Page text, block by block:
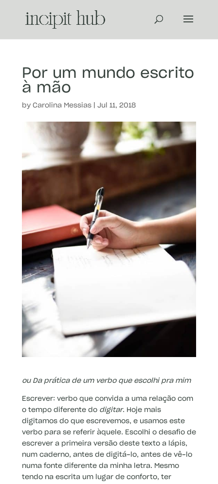
Por um mundo escrito
à mão
by Carolina Messias| Jul 11, 2018
ou Da prática de um verbo que escolhi pra mim
Escrever: verbo que convida a uma relação com
o tempo diferente do digitar. Hoje mais
digitamos do que escrevemos, e usamos este
verbo para se referir àquele. Escolhi o desafio de
escrever a primeira versão deste texto a lápis,
num caderno, antes de digitá-lo, antes de vê-lo
numa fonte diferente da minha letra. Mesmo
tendo na escrita um lugar de conforto, ter